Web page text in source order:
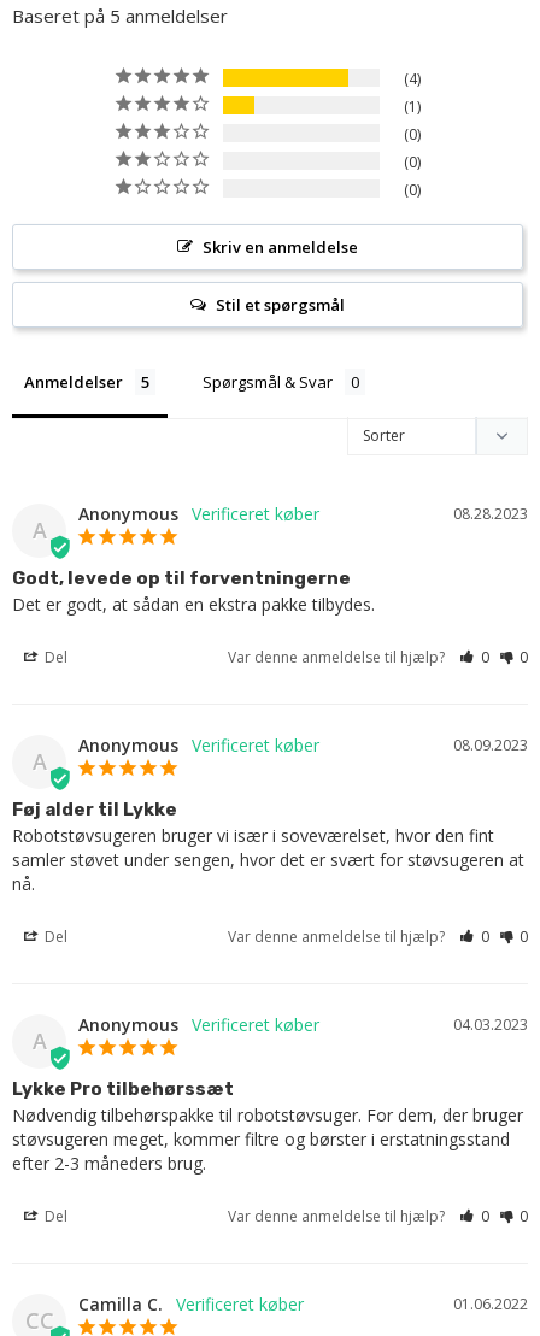
Baseret på 5 anmeldelser
4
1
0
0
0
Skriv en anmeldelse
Stil et spørgsmål
Anmeldelser Spørgsmål & Svar
A
08.28.2023
Anonymous
Godt, levede op til forventningerne
Det er godt, at sådan en ekstra pakke tilbydes.
Del Var denne anmeldelse til hjælp? 0 0
A
08.09.2023
Anonymous
Føj alder til Lykke
Robotstøvsugeren bruger vi især i soveværelset, hvor den fint
samler støvet under sengen, hvor det er svært for støvsugeren at
nå.
Del Var denne anmeldelse til hjælp? 0 0
A
04.03.2023
Anonymous
Lykke Pro tilbehørssæt
Nødvendig tilbehørspakke til robotstøvsuger. For dem, der bruger
støvsugeren meget, kommer filtre og børster i erstatningsstand
efter 2-3 måneders brug.
Del Var denne anmeldelse til hjælp? 0 0
CC
01.06.2022
Camilla C.